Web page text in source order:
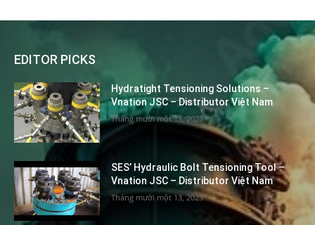
EDITOR PICKS
Hydratight Tensioning Solutions –
Vnation JSC – Distributor Việt Nam
Tháng mười một 13, 2023
SES’ Hydraulic Bolt Tensioning Tool –
Vnation JSC – Distributor Việt Nam
Tháng mười một 13, 2023